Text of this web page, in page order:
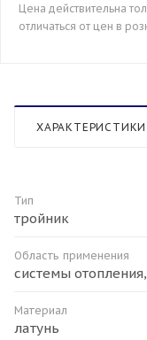
Цена действительна
отличаться от цен в
ХАРАКТЕРИСТИКИ
Тип
тройник
Область применения
системы
Материал
латунь